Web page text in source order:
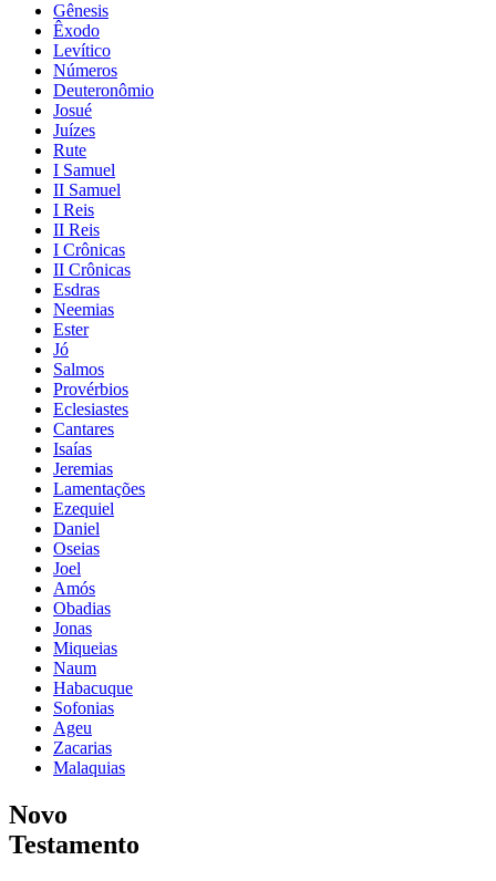
Gênesis
Êxodo
Levítico
Números
Deuteronômio
Josué
Juízes
Rute
I Samuel
II Samuel
I Reis
II Reis
I Crônicas
II Crônicas
Esdras
Neemias
Ester
Jó
Salmos
Provérbios
Eclesiastes
Cantares
Isaías
Jeremias
Lamentações
Ezequiel
Daniel
Oseias
Joel
Amós
Obadias
Jonas
Miqueias
Naum
Habacuque
Sofonias
Ageu
Zacarias
Malaquias
Novo
Testamento